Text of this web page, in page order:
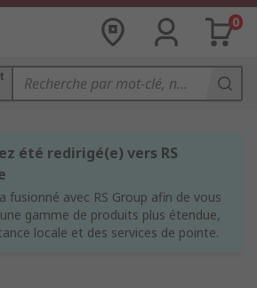
0
été redirigé(e) vers RS
fusionné avec RS Group afin de vous
gamme de produits plus étendue,
locale et des services de pointe.